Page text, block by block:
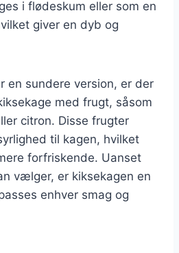
i flødeskum eller som en
giver en dyb og
en sundere version, er der
med frugt, såsom
citron. Disse frugter
til kagen, hvilket
forfriskende. Uanset
vælger, er kiksekagen en
enhver smag og